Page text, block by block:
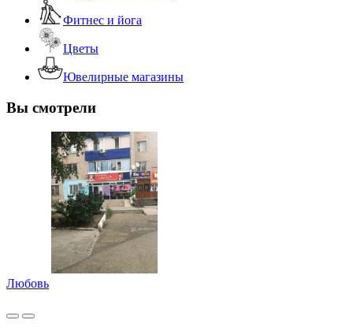
Фитнес и йога
Цветы
Ювелирные магазины
Вы смотрели
Любовь